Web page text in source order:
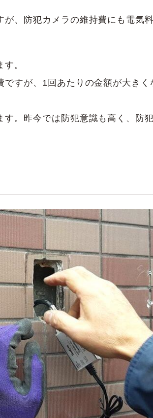
、防犯カメラの維持費にも電気
。
すが、1回あたりの金額が大きく
。昨今では防犯意識も高く、防